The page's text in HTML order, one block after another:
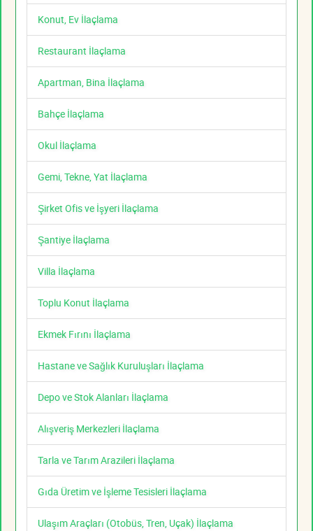
Konut, Ev İlaçlama
Restaurant İlaçlama
Apartman, Bina İlaçlama
Bahçe İlaçlama
Okul İlaçlama
Gemi, Tekne, Yat İlaçlama
Şirket Ofis ve İşyeri İlaçlama
Şantiye İlaçlama
Villa İlaçlama
Toplu Konut İlaçlama
Ekmek Fırını İlaçlama
Hastane ve Sağlık Kuruluşları İlaçlama
Depo ve Stok Alanları İlaçlama
Alışveriş Merkezleri İlaçlama
Tarla ve Tarım Arazileri İlaçlama
Gıda Üretim ve İşleme Tesisleri İlaçlama
Ulaşım Araçları (Otobüs, Tren, Uçak) İlaçlama